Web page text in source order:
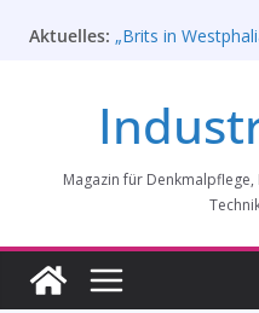
Inhalt
Aktuelles: „Brits in
werden –
Prof. Dr. Rainer
Vereins für
Ausstellung in
Bundesverbands
Magazin für